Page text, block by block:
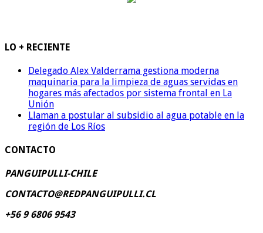
LO + RECIENTE
Delegado Alex Valderrama gestiona moderna
maquinaria para la limpieza de aguas servidas en
hogares más afectados por sistema frontal en La
Unión
Llaman a postular al subsidio al agua potable en la
región de Los Ríos
CONTACTO
PANGUIPULLI-CHILE
CONTACTO@REDPANGUIPULLI.CL
+56 9 6806 9543